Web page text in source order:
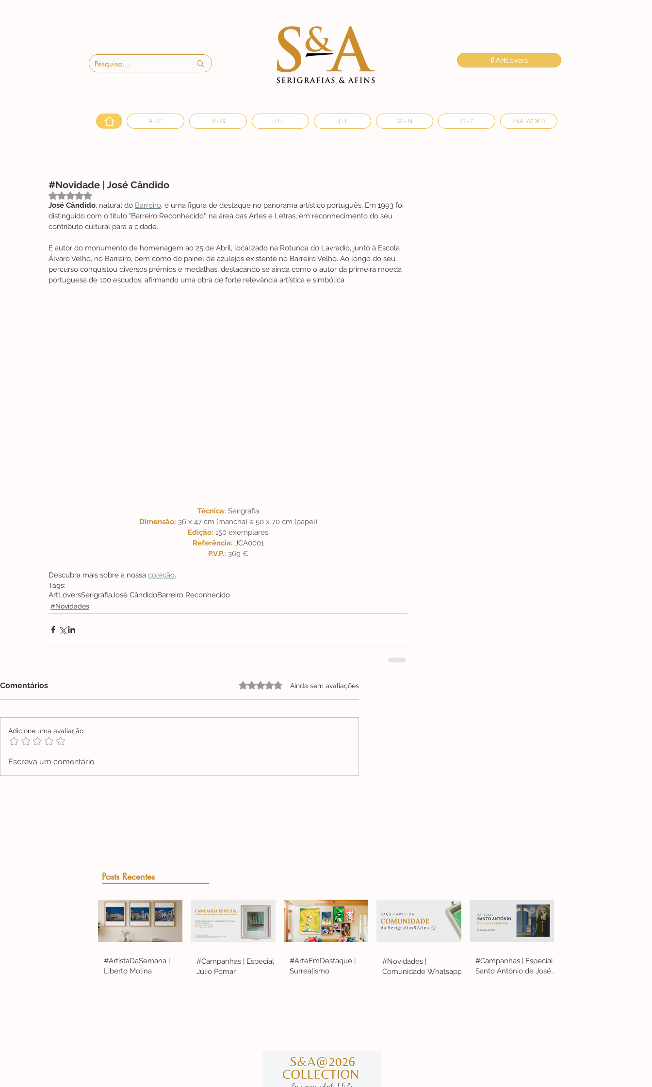
#ArtLovers
A - C D - G H - J J - L M - N O - Z S&A WORLD
#Novidade | José Cândido
Avaliado com NaN de 5 estrelas.
José Cândido, natural do Barreiro, é uma figura de destaque no panorama artístico português. Em 1993 foi
distinguido com o título "Barreiro Reconhecido", na área das Artes e Letras, em reconhecimento do seu
contributo cultural para a cidade.
É autor do monumento de homenagem ao 25 de Abril, localizado na Rotunda do Lavradio, junto à Escola
Álvaro Velho, no Barreiro, bem como do painel de azulejos existente no Barreiro Velho. Ao longo do seu
percurso conquistou diversos prémios e medalhas, destacando se ainda como o autor da primeira moeda
portuguesa de 100 escudos, afirmando uma obra de forte relevância artística e simbólica.
Técnica: Serigrafia
Dimensão: 36 x 47 cm (mancha) e 50 x 70 cm (papel)
Edição: 150 exemplares
Referência: JCA0001
P.V.P.: 369 €
Descubra mais sobre a nossa coleção.
Tags:
ArtLoversSerigrafiaJosé CândidoBarreiro Reconhecido
#Novidades
Comentários Avaliado com 0 de 5 estrelas.
Ainda sem avaliações
Adicione uma avaliação
Escreva um comentário
Posts Recentes
#ArtistaDaSemana |
Liberto Molina
#Campanhas | Especial
Júlio Pomar
#ArteEmDestaque |
Surrealismo
#Novidades |
Comunidade Whatsapp
#Campanhas | Especial
Santo António de José